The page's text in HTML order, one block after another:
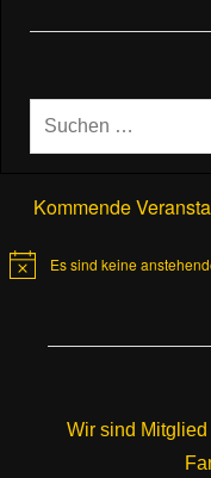
Kommende
HinweisEs sind keine
Wir sind